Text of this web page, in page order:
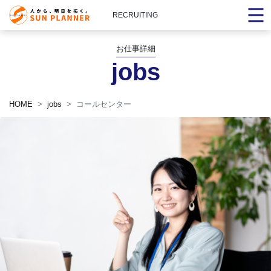
RECRUITING
お仕事詳細
jobs
HOME jobs コールセンター